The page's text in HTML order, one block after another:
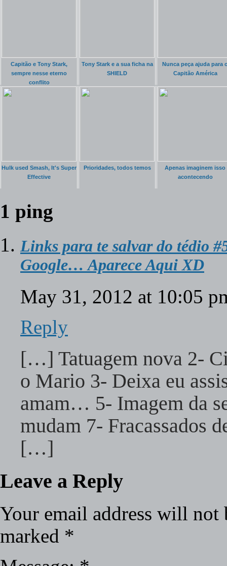
Capitão e Tony Stark,
sempre nesse eterno
conflito
Tony Stark e a sua ficha na
SHIELD
Nunca peça ajuda para
Capitão América
Hulk used Smash, It's Super
Effective
Prioridades, todos temos
Apenas imaginem isso
acontecendo
1 ping
Links para te salvar do tédio
Google… Aparece Aqui XD
May 31, 2012 at 10:05
Reply
[…] Tatuagem nova 2-
o Mario 3- Deixa eu
amam… 5- Imagem da
mudam 7- Fracassados
[…]
Leave a Reply
Your email address will not
marked *